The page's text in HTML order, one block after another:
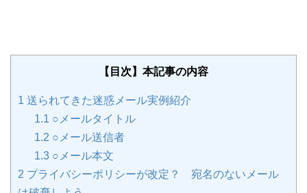
【目次】本記事の内容
1 送られてきた迷惑メール実例紹介
1.1 ○メールタイトル
1.2 ○メール送信者
1.3 ○メール本文
2 プライバシーポリシーが改定？ 宛名のないメール